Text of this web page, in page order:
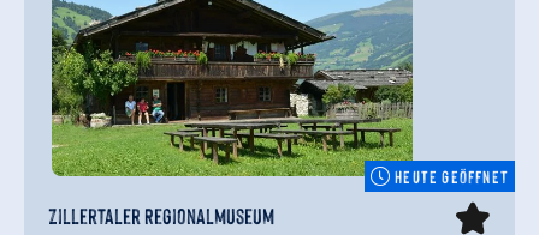
HEUTE GEÖFFNET
Zillertaler Regionalmuseum